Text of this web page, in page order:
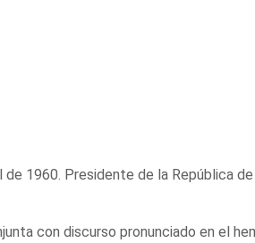
de 1960. Presidente de la República
con discurso pronunciado en el